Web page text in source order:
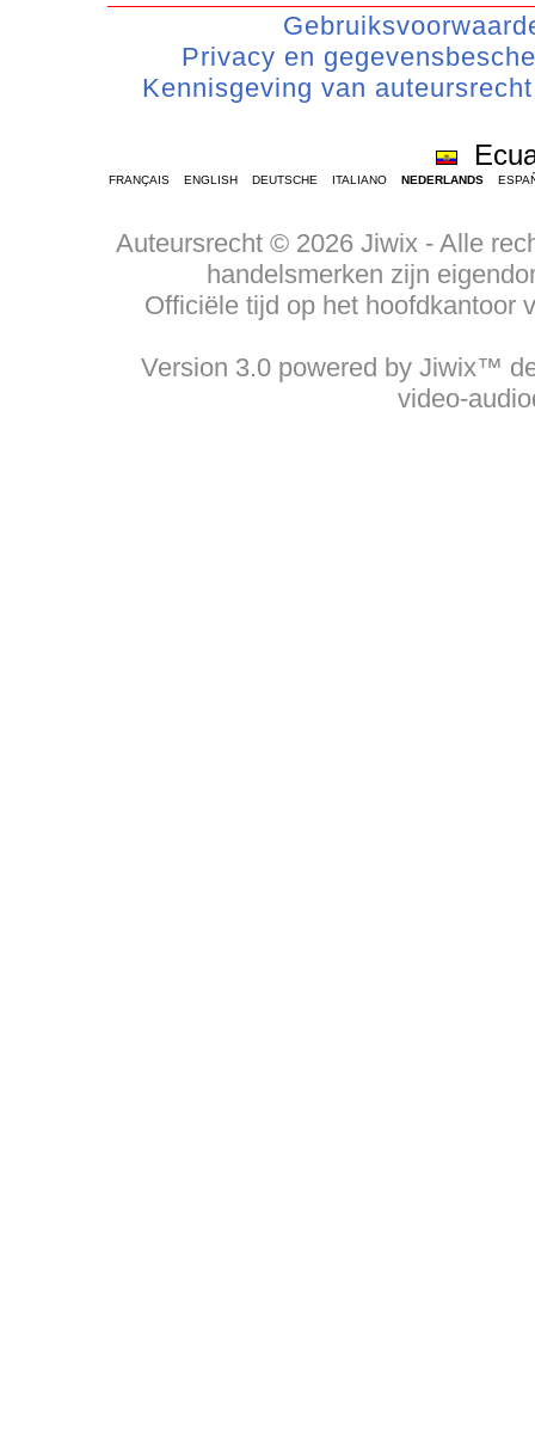
Privacy en
Kennisgeving van auteursrecht
FRANÇAIS ENGLISH DEUTSCHE ITALIANO NEDERLANDS
Auteursrecht © 2026 Jiwix - Alle
handelsmerken zijn
Officiële tijd op het hoofdkantoor
Version 3.0 powered by Jiwix™
video-